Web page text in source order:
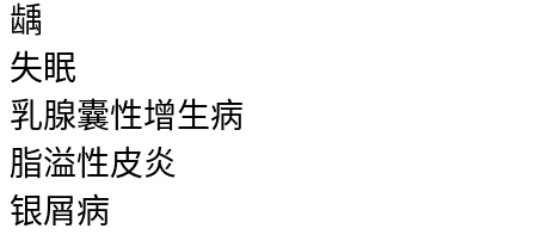
龋
失眠
乳腺囊性增生病
脂溢性皮炎
银屑病